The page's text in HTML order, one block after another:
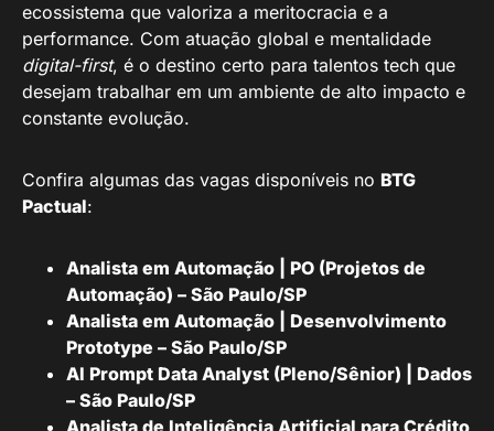
ecossistema que valoriza a meritocracia e a
performance. Com atuação global e mentalidade
digital-first, é o destino certo para talentos tech que
desejam trabalhar em um ambiente de alto impacto e
constante evolução.
Confira algumas das vagas disponíveis no BTG
Pactual:
Analista em Automação | PO (Projetos de
Automação) – São Paulo/SP
Analista em Automação | Desenvolvimento
Prototype – São Paulo/SP
AI Prompt Data Analyst (Pleno/Sênior) | Dados
– São Paulo/SP